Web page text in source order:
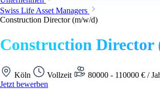
Swiss Life Asset Managers
Construction Director (m/w/d)
Construction Director
Köln Vollzeit 80000 - 110000 € /
Jetzt bewerben